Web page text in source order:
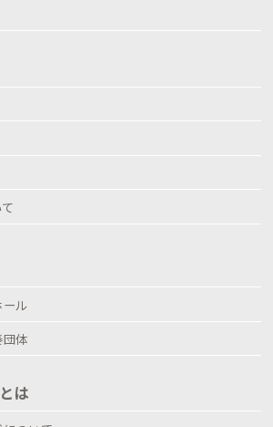
ル
体
は